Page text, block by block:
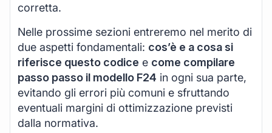
corretta.
Nelle prossime sezioni entreremo nel merito di
due aspetti fondamentali: cos’è e a cosa si
riferisce questo codice e come compilare
passo passo il modello F24 in ogni sua parte,
evitando gli errori più comuni e sfruttando
eventuali margini di ottimizzazione previsti
dalla normativa.